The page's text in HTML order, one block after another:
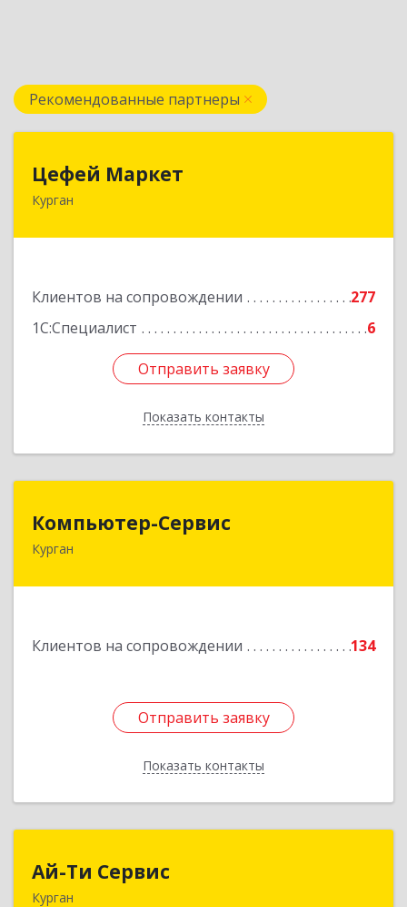
Рекомендованные партнеры
Цефей Маркет
Курган
Клиентов на сопровождении
277
1С:Специалист
6
Отправить заявку
Показать контакты
640002, Курганская обл, Курган г, М.Горького
Отправить заявку
Назад
Компьютер-Сервис
Курган
Клиентов на сопровождении 134
Отправить заявку
Показать контакты
Отправить заявку
Назад
Ай-Ти Сервис
Курган